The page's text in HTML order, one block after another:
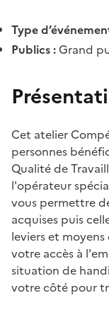
Type
Publics :Grand
Cet atelier
personnes
Qualité de
l'opérateur
vous permettre
acquises puis
leviers et
votre accès à
situation de
votre côté pour